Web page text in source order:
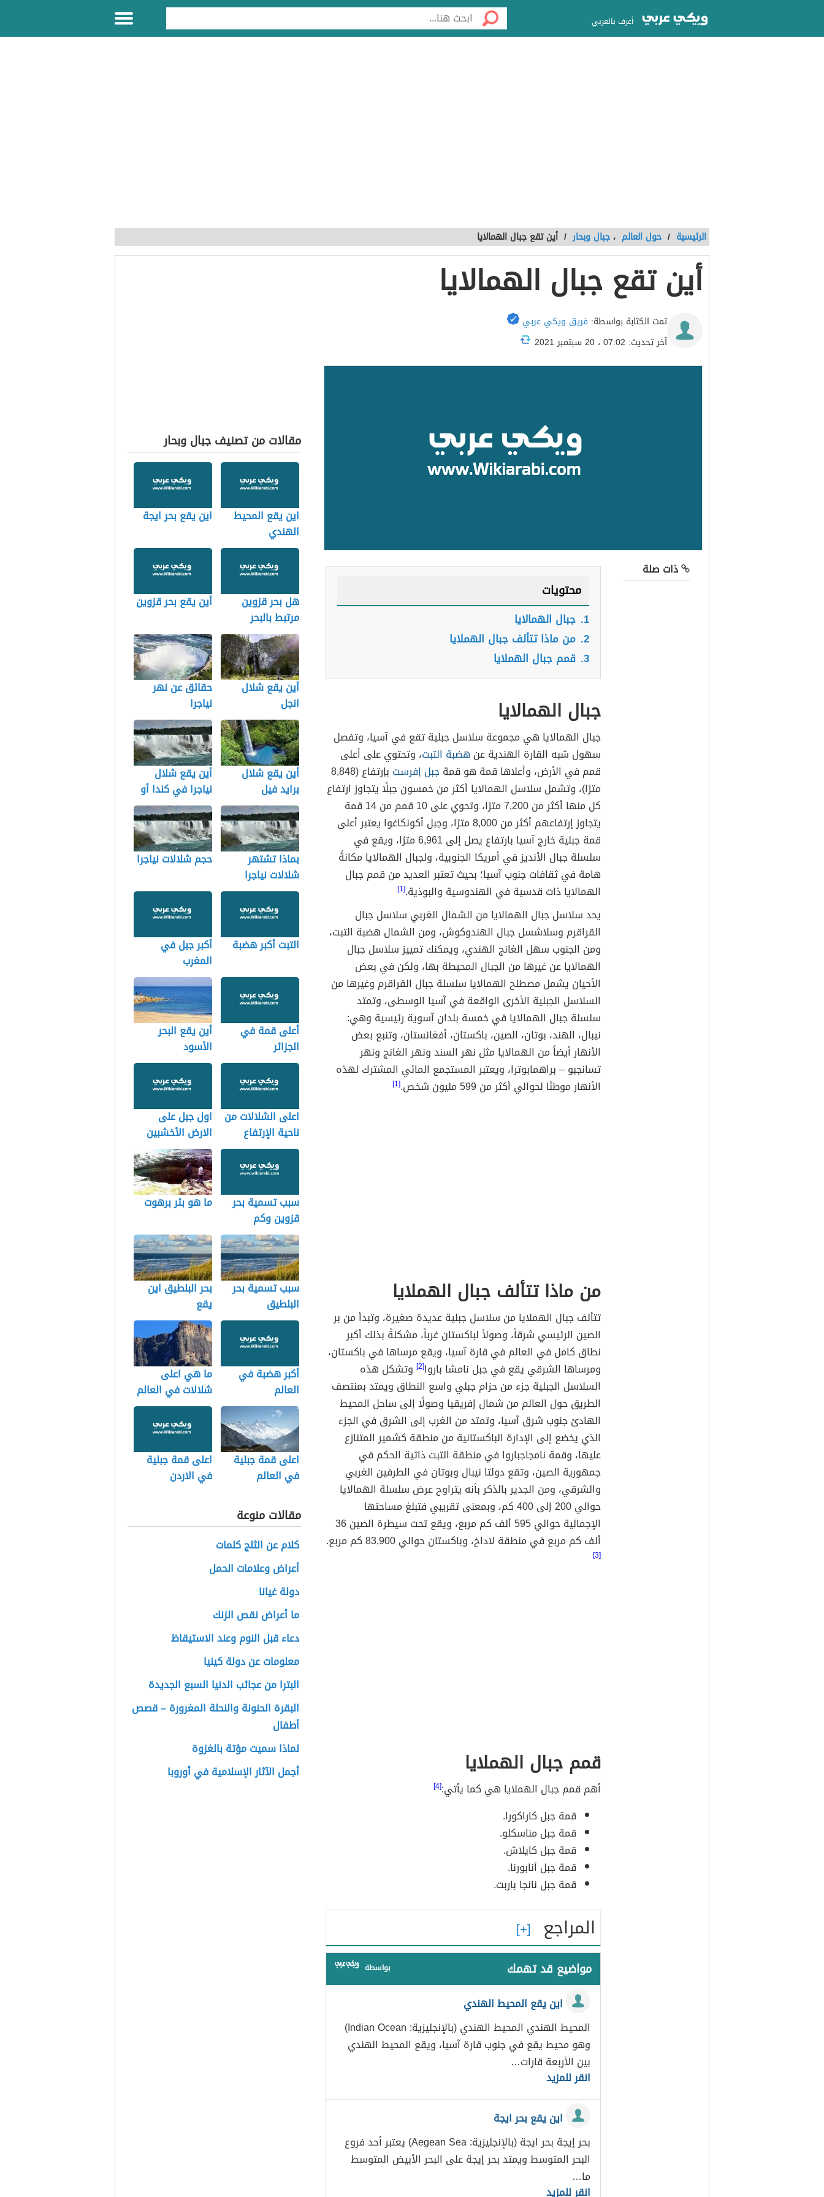
أعرف بالعربي
الرئيسية / حول العالم ، جبال وبحار / أين تقع جبال الهمالايا
أين تقع جبال الهمالايا
تمت الكتابة بواسطة: فريق ويكي عربي
آخر تحديث: 07:02 ، 20 سبتمبر 2021
ذات صلة
محتويات
1. جبال الهمالايا
2. من ماذا تتألف جبال الهملايا
3. قمم جبال الهملايا
جبال الهمالايا
جبال الهمالايا هي مجموعة سلاسل جبلية تقع في آسيا، وتفصل
سهول شبه القارة الهندية عن هضبة التبت، وتحتوي على أعلى
قمم في الأرض، وأعلاها قمة هو قمةجبل إفرست
بإرتفاع (8,848
مترًا)، وتشمل سلاسل الهمالايا أكثر من خمسون جبلًا يتجاوز ارتفاع
كل منها أكثر من 7,200 مترًا، وتحوي على 10 قمم من 14 قمة
يتجاوز إرتفاعهم أكثر من 8,000 مترًا، وجبل أكونكاغوا يعتبر أعلى
قمة جبلية خارج آسيا بارتفاع يصل إلى 6,961 مترًا، ويقع في
سلسلة جبال الأنديز في أمريكا الجنوبية، ولجبال الهمالايا مكانةً
هامة في ثقافات جنوب آسيا؛ بحيث تعتبر العديد من قمم جبال
الهمالايا ذات قدسية في الهندوسية والبوذية.[1]
يحد سلاسل جبال الهمالايا من الشمال الغربي سلاسل جبال
القراقرم وسلاشسل جبال الهندوكوش، ومن الشمال هضبة التبت،
ومن الجنوب سهل الغانج الهندي، ويمكنك تمييز سلاسل جبال
الهمالايا عن غيرها من الجبال المحيطة بها، ولكن في بعض
الأحيان يشمل مصطلح الهمالايا سلسلة جبال القراقرم وغيرها من
السلاسل الجبلية الأخرى الواقعة في آسيا الوسطى، وتمتد
سلسلة جبال الهمالايا في خمسة بلدان آسوية رئيسية وهي:
نيبال، الهند، بوتان، الصين، باكستان، أفغانستان، وتنبع بعض
الأنهار أيضاً من الهمالايا مثل نهر السند ونهر الغانج ونهر
تسانجبو – براهمابوترا، ويعتبر المستجمع المائي المشترك لهذه
الأنهار موطنًا لحوالي أكثر من 599 مليون شخص.
[1]
من ماذا تتألف جبال الهملايا
تتألف جبال الهملايا من سلاسل جبلية عديدة صغيرة، وتبدأ من بر
الصين الرئيسي شرقاً، وصولاً لباكستان غرباً، مشكلةً بذلك أكبر
نطاق كامل في العالم في قارة آسيا، ويقع مرساها في باكستان،
ومرساها الشرقي يقع في جبل نامشا باروا[2]
وتشكل هذه
السلاسل الجبلية جزء من حزام جبلي واسع النطاق ويمتد بمنتصف
الطريق حول العالم من شمال إفريقيا وصولًا إلى ساحل المحيط
الهادئ جنوب شرق آسيا، وتمتد من الغرب إلى الشرق في الجزء
الذي يخضع إلى الإدارة الباكستانية من منطقة كشمير المتنازع
عليها، وقمة نامجاجباروا في منطقة التبت ذاتية الحكم في
جمهورية الصين، وتقع دولتا نيبال وبوتان في الطرفين الغربي
والشرقي، ومن الجدير بالذكر بأنه يتراوح عرض سلسلة الهمالايا
حوالي 200 إلى 400 كم، وبمعنى تقريبي فتبلغ مساحتها
الإجمالية حوالي 595 ألف كم مربع، ويقع تحت سيطرة الصين 36
ألف كم مربع في منطقة لاداخ، وباكستان حوالي 83,900 كم مربع.
[3]
قمم جبال الهملايا
أهم قمم جبال الهملايا هي كما يأتي:[4]
قمة جبل كاراكورا.
قمة جبل مناسكلو.
قمة جبل كايلاش.
قمة جبل أنابورنا.
قمة جبل نانجا باربت.
المراجع
مواضيع قد تهمك بواسطة
اين يقع المحيط الهندي
المحيط الهندي المحيط الهندي (بالإنجليزية: Indian Ocean)
وهو محيط يقع في جنوب قارة آسيا، ويقع المحيط الهندي
بين الأربعة قارات…
انقر للمزيد
اين يقع بحر ايجة
بحر إيجة بحر ايجة (بالإنجليزية: Aegean Sea) يعتبر أحد فروع
البحر المتوسط ويمتد بحر إيجة على البحر الأبيض المتوسط
ما…
انقر للمزيد
مقالات من تصنيف جبال وبحار
اين يقع المحيط
الهندي
اين يقع بحر ايجة
هل بحر قزوين
مرتبط بالبحر
الاسود
أين يقع بحر قزوين
أين يقع شلال
انجل
حقائق عن نهر
نياجرا
أين يقع شلال
برايد فيل
أين يقع شلال
نياجرا في كندا أو
أمريكا
بماذا تشتهر
شلالات نياجرا
حجم شلالات نياجرا
التبت أكبر هضبة
أكبر جبل في
المغرب
أعلى قمة في
الجزائر
أين يقع البحر
الأسود
اعلى الشلالات من
ناحية الإرتفاع
بالترتيب
اول جبل على
الارض الأخشبين
سبب تسمية بحر
قزوين وكم
مساحته
ما هو بئر برهوت
سبب تسمية بحر
البلطيق
بحر البلطيق اين
يقع
أكبر هضبة في
العالم
ما هي اعلى
شلالات في العالم
اعلى قمة جبلية
في العالم
اعلى قمة جبلية
في الاردن
مقالات منوعة
كلام عن الثلج كلمات
أعراض وعلامات الحمل
دولة غيانا
ما أعراض نقص الزنك
دعاء قبل النوم وعند الاستيقاظ
معلومات عن دولة كينيا
البترا من عجائب الدنيا السبع الجديدة
البقرة الحنونة والنحلة المغرورة – قصص
أطفال
لماذا سميت مؤتة بالغزوة
أجمل الآثار الإسلامية في أوروبا